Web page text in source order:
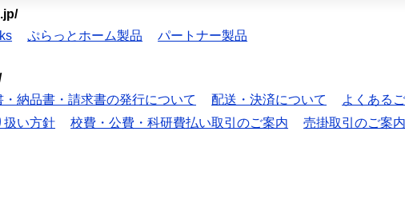
ぷらっとホーム製品 パートナー製品
・納品書・請求書の発行について 配送・決済について
よくある
扱い方針 校費・公費・科研費払い取引のご案内 売掛取引のご案内